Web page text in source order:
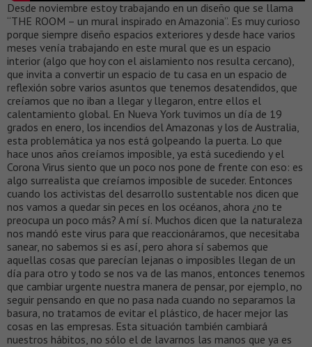
Desde noviembre estoy trabajando en un diseño que se llama
“THE ROOM – un mural inspirado en Amazonia”. Es muy curioso
porque siempre diseño espacios exteriores y desde hace varios
meses venía trabajando en este mural que es un espacio
interior (algo que hoy con el aislamiento nos resulta cercano),
que invita a convertir un espacio de tu casa en un espacio de
reflexión sobre varios asuntos que tenemos desatendidos, que
creíamos que no iban a llegar y llegaron, entre ellos el
calentamiento global. En Nueva York tuvimos un día de 19
grados en enero, los incendios del Amazonas y los de Australia,
esta problemática ya nos está golpeando la puerta. Lo que
hace unos años creíamos imposible, ya está sucediendo y el
Corona Virus siento que un poco nos pone de frente con eso: es
algo surrealista que creíamos imposible de suceder. Entonces
cuando los activistas del desarrollo sustentable nos dicen que
nos vamos a quedar sin peces en los océanos, ahora ¿no te
preocupa un poco más? A mí sí. Muchos dicen que la naturaleza
nos mandó este virus para que reaccionáramos, que necesitaba
sanear, no sabemos si es así, pero ahora sí sabemos que
aquellas cosas que parecían lejanas o imposibles llegan de un
día para otro y todo se nos va de las manos, entonces tenemos
que cambiar urgente nuestra manera de pensar, por ejemplo, no
seguir pensando en que no pasa nada cuando no separamos la
basura, no tratamos de evitar el plástico, de hacer mejor las
cosas en las empresas. Esta situación también cambiará
nuestros hábitos, no sólo el de lavarnos las manos que ya es